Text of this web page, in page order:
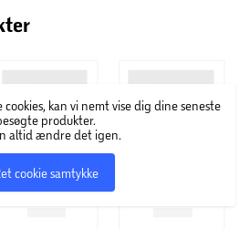
Chais de France, der er en af
respekt for tradition og
regler, og er kompromisløse, når
af fransk kvalitetsvin.
kan vi nemt vise dig dine seneste
produkter.
altid ændre det igen.
cookie samtykke